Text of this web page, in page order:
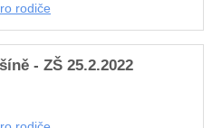
rodiče
- ZŠ 25.2.2022